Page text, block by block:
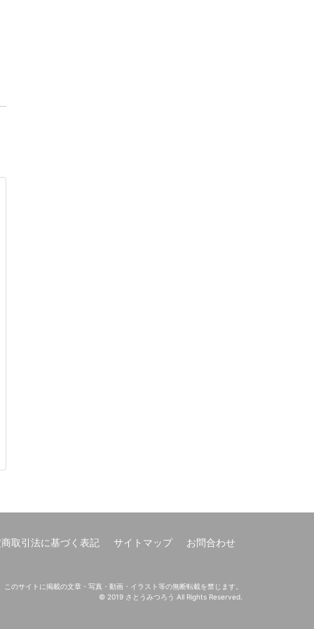
取引法に基づく表記 サイトマップ お問合わせ
このサイトに掲載の文章・写真・動画・イラスト等の無断転載を禁じます。
© 2019 さとうみつろう All Rights Reserved.